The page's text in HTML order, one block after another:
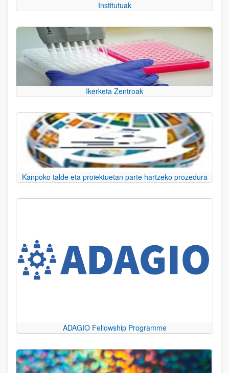
Institutuak
Ikerketa Zentroak
Kanpoko talde eta proiektuetan parte hartzeko prozedura
ADAGIO Fellowship Programme